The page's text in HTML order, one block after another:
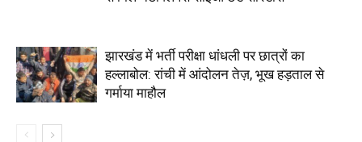
झारखंड में भर्ती परीक्षा धांधली पर छात्रों का
हल्लाबोल: रांची में आंदोलन तेज़, भूख हड़ताल से
गर्माया माहौल